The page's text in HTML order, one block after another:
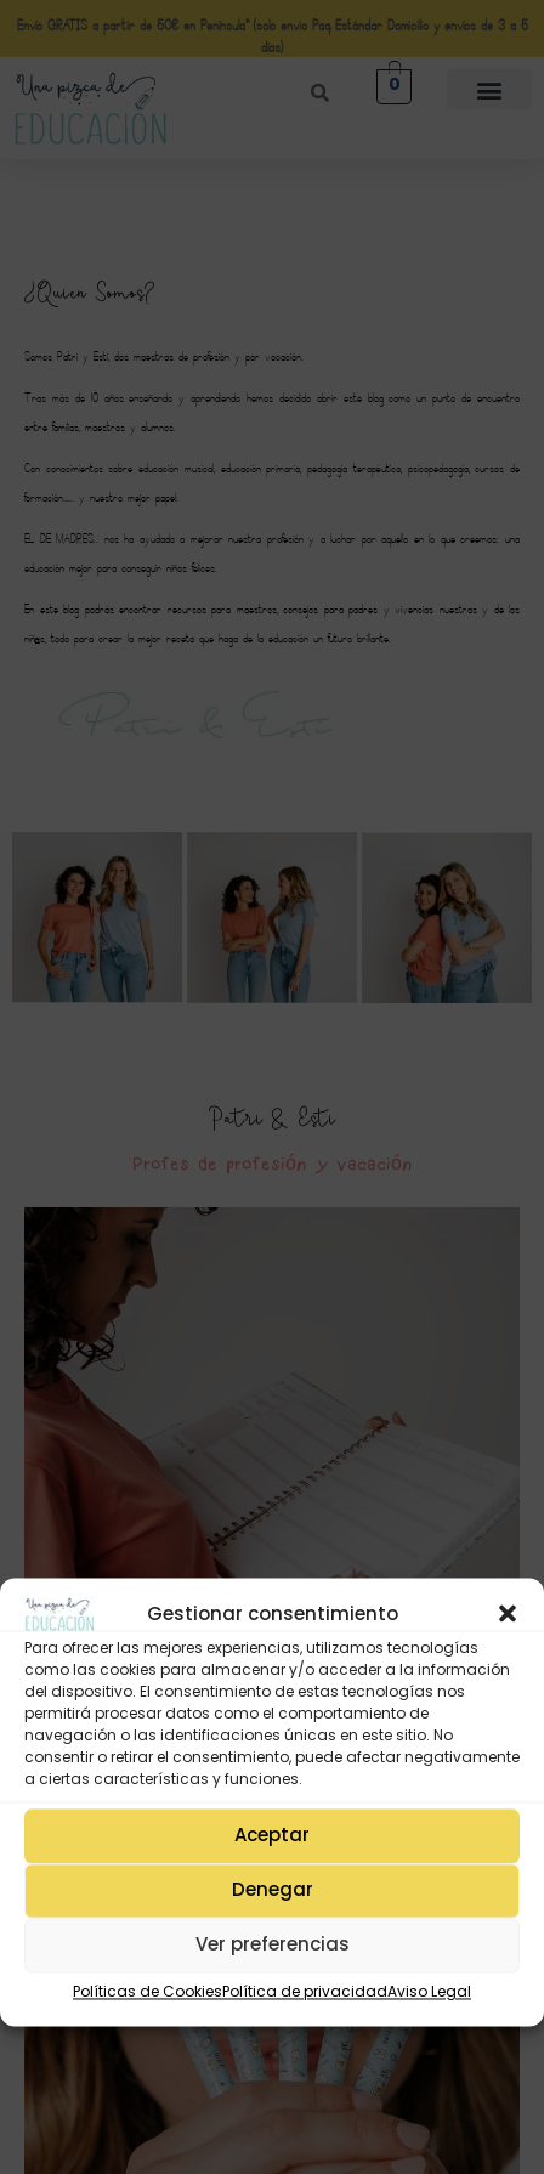
Gestionar consentimiento
Para ofrecer las mejores experiencias, utilizamos tecnologías
como las cookies para almacenar y/o acceder a la información
del dispositivo. El consentimiento de estas tecnologías nos
permitirá procesar datos como el comportamiento de
navegación o las identificaciones únicas en este sitio. No
consentir o retirar el consentimiento, puede afectar negativamente
a ciertas características y funciones.
Aceptar
Denegar
Ver preferencias
Políticas de CookiesPolítica de privacidadAviso Legal
Envío GRATIS a partir de 50€ en Península* (solo envio Paq Estándar Domicilio y envíos de 3 a 5
días)
0
¿Quien Somos?
Somos Patri y Esti, dos maestras de profesión y por vocación.
Tras más de 10 años enseñando y aprendiendo hemos decidido abrir este blog como un punto de encuentro
entre familias, maestros y alumnos.
Con conocimientos sobre educación musical, educación primaria, pedagogia terapéutica, psicopedagogía, cursos de
formación….. y nuestro mejor papel:
EL DE MADRES.. nos ha ayudado a mejorar nuestra profesión y a luchar por aquello en lo que creemos: una
educación mejor para conseguir niños felices.
En este blog podrás encontrar recursos para maestros, consejos para padres y vivencias nuestras y de los
niñ@s, todo para crear la mejor receta que haga de la educación un futuro brillante.
Patri & Esti
Profes de profesión y vacación